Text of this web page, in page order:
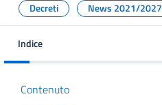
Decreti News 2021/2027
Indice
Contenuto